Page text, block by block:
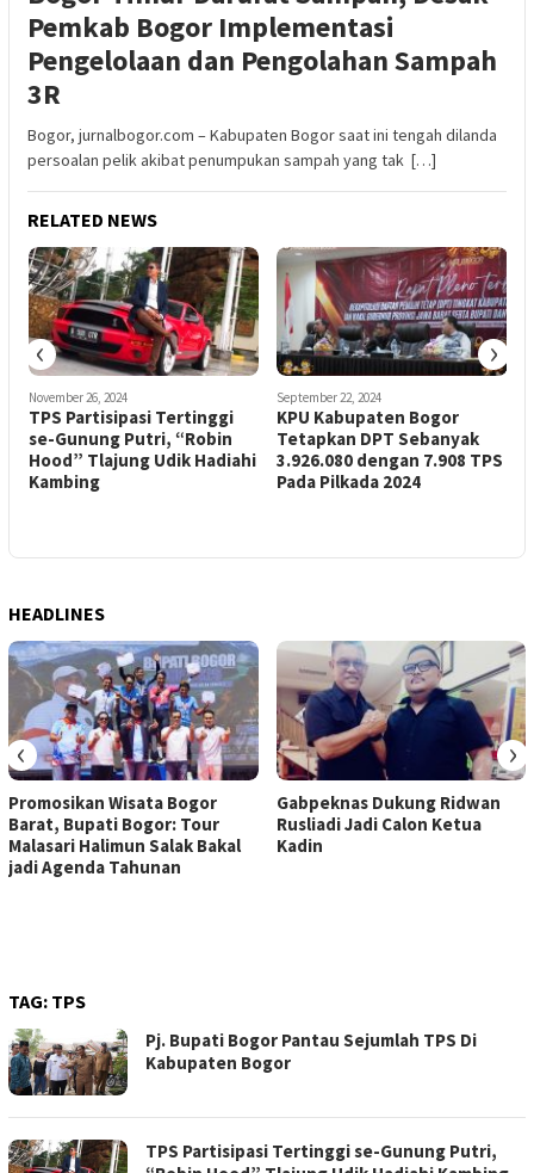
Pemkab Bogor Implementasi
Pengelolaan dan Pengolahan Sampah
3R
Bogor, jurnalbogor.com – Kabupaten Bogor saat ini tengah dilanda
persoalan pelik akibat penumpukan sampah yang tak […]
RELATED NEWS
November 26, 2024
TPS Partisipasi Tertinggi
se-Gunung Putri, “Robin
Hood” Tlajung Udik Hadiahi
Kambing
September 22, 2024
KPU Kabupaten Bogor
Tetapkan DPT Sebanyak
3.926.080 dengan 7.908 TPS
Pada Pilkada 2024
‹ ›
HEADLINES
Promosikan Wisata Bogor
Barat, Bupati Bogor: Tour
Malasari Halimun Salak Bakal
jadi Agenda Tahunan
Gabpeknas Dukung Ridwan
Rusliadi Jadi Calon Ketua
Kadin
‹ ›
TAG: TPS
Pj. Bupati Bogor Pantau Sejumlah TPS Di
Kabupaten Bogor
TPS Partisipasi Tertinggi se-Gunung Putri,